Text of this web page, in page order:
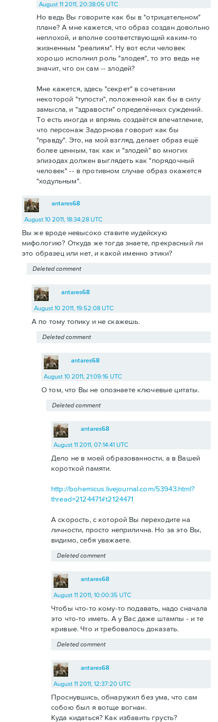
August 11 2011, 20:38:05 UTC
Но ведь Вы говорите как бы в "отрицательном"
плане? А мне кажется, что образ создан довольно
неплохой, и вполне соответствующий каким-то
жизненным "реалиям". Ну вот если человек
хорошо исполнил роль "злодея", то это ведь не
значит, что он сам -- злодей?
Мне кажется, здесь "секрет" в сочетании
некоторой "тупости", положенной как бы в силу
замысла, и "здравости" определённых суждений.
То есть иногда и впрямь создаётся впечатление,
что персонаж Задорнова говорит как бы
"правду". Это, на мой взгляд, делает образ ещё
более ценным, так как и "злодей" во многих
эпизодах должен выглядеть как "порядочный
человек" -- в противном случае образ окажется
"ходульным".
antares68
August 10 2011, 18:34:28 UTC
Вы же вроде невысоко ставите иудейскую
мифологию? Откуда же тогда знаете, прекрасный ли
это образец или нет, и какой именно этики?
Deleted comment
antares68
August 10 2011, 19:52:08 UTC
А по тому топику и не скажешь.
Deleted comment
antares68
August 10 2011, 21:09:16 UTC
О том, что Вы не опознаете ключевые цитаты.
Deleted comment
antares68
August 11 2011, 07:14:41 UTC
Дело не в моей образованности, а в Вашей
короткой памяти.
http://bohemicus.livejournal.com/53943.html?
thread=2124471#t2124471
А скорость, с которой Вы переходите на
личности, просто неприлична. Но за это Вы,
видимо, себя уважаете.
Deleted comment
antares68
August 11 2011, 10:00:35 UTC
Чтобы что-то кому-то подавать, надо сначала
это что-то иметь. А у Вас даже штампы - и те
кривые. Что и требовалось доказать.
Deleted comment
antares68
August 11 2011, 12:37:20 UTC
Проснувшись, обнаружил без ума, что сам
собою был я вотще вогнан.
Куда кидаться? Как избавить грусть?